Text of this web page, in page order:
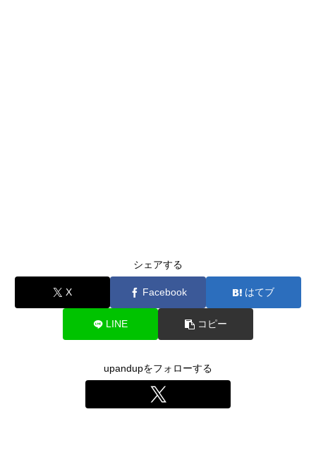
シェアする
X Facebook はてブ
LINE コピー
upandupをフォローする